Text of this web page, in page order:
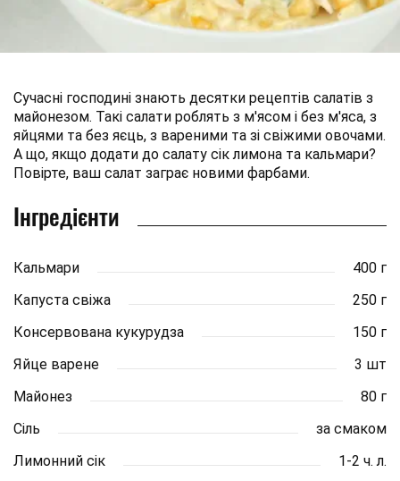
Сучасні господині знають десятки рецептів салатів з
майонезом. Такі салати роблять з м'ясом і без м'яса, з
яйцями та без яєць, з вареними та зі свіжими овочами.
А що, якщо додати до салату сік лимона та кальмари?
Повірте, ваш салат заграє новими фарбами.
Інгредієнти
Кальмари
400 г
Капуста свіжа
250 г
Консервована кукурудза
150 г
Яйце варене
3 шт
Майонез
80 г
Сіль
за смаком
Лимонний сік
1-2 ч. л.